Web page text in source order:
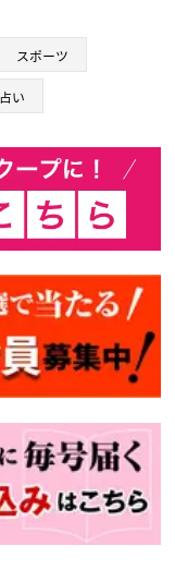
スポーツ
占い